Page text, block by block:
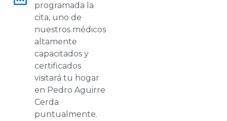
programada la
cita, uno de
nuestros médicos
altamente
capacitados y
certificados
visitará tu hogar
en Pedro Aguirre
Cerda
puntualmente.